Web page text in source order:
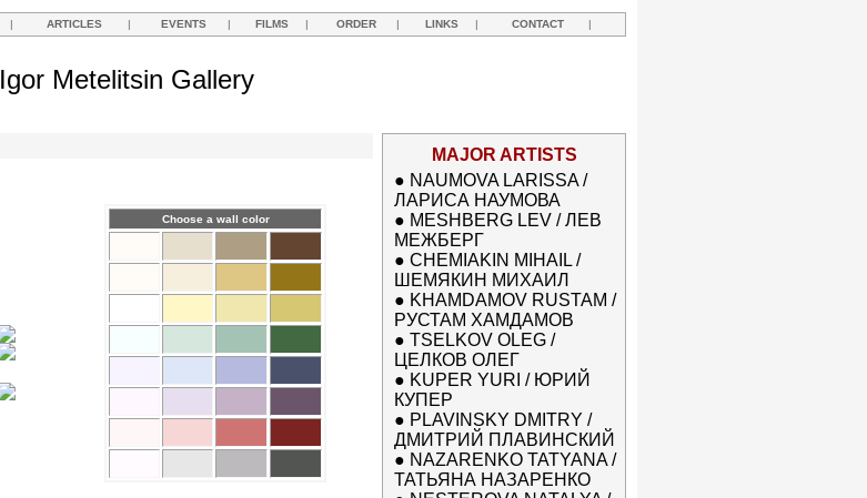
| ARTICLES | EVENTS | FILMS | ORDER | LINKS | CONTACT |
Igor Metelitsin Gallery
Choose a wall color
MAJOR ARTISTS
● NAUMOVA LARISSA /
ЛАРИСА НАУМОВА
● MESHBERG LEV / ЛЕВ
МЕЖБЕРГ
● CHEMIAKIN MIHAIL /
ШЕМЯКИН МИХАИЛ
● KHAMDAMOV RUSTAM /
РУСТАМ ХАМДАМОВ
● TSELKOV OLEG /
ЦЕЛКОВ ОЛЕГ
● KUPER YURI / ЮРИЙ
КУПЕР
● PLAVINSKY DMITRY /
ДМИТРИЙ ПЛАВИНСКИЙ
● NAZARENKO TATYANA /
ТАТЬЯНА НАЗАРЕНКО